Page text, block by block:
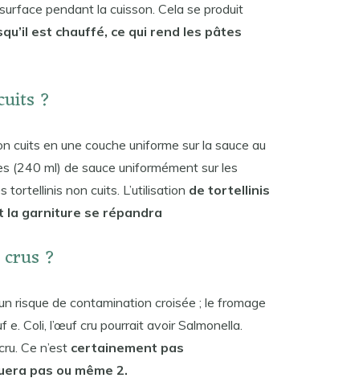
pendant la cuisson. Cela se produit
est chauffé, ce qui rend les pâtes
?
cuits en une couche uniforme sur la sauce au
(240 ml) de sauce uniformément sur les
tortellinis non cuits. L’utilisation de tortellinis
la garniture se répandra
?
risque de contamination croisée ; le fromage
Coli, l’œuf cru pourrait avoir Salmonella.
Ce n’est certainement pas
pas ou même 2.